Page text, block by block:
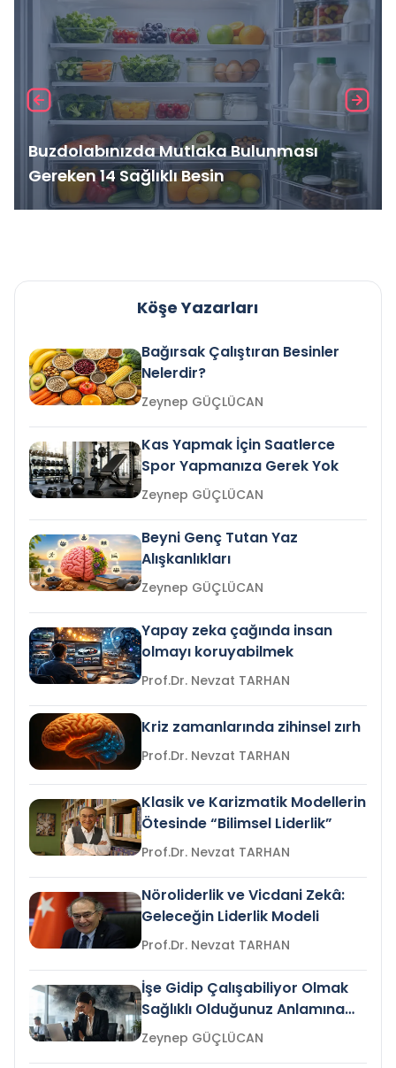
Buzdolabınızda Mutlaka Bulunması
Gereken 14 Sağlıklı Besin
Köşe Yazarları
Bağırsak Çalıştıran Besinler
Nelerdir?
Zeynep GÜÇLÜCAN
Kas Yapmak İçin Saatlerce
Spor Yapmanıza Gerek Yok
Zeynep GÜÇLÜCAN
Beyni Genç Tutan Yaz
Alışkanlıkları
Zeynep GÜÇLÜCAN
Yapay zeka çağında insan
olmayı koruyabilmek
Prof.Dr. Nevzat TARHAN
Kriz zamanlarında zihinsel zırh
Prof.Dr. Nevzat TARHAN
Klasik ve Karizmatik Modellerin
Ötesinde “Bilimsel Liderlik”
Prof.Dr. Nevzat TARHAN
Nöroliderlik ve Vicdani Zekâ:
Geleceğin Liderlik Modeli
Prof.Dr. Nevzat TARHAN
İşe Gidip Çalışabiliyor Olmak
Sağlıklı Olduğunuz Anlamına
Gelir mi?Zeynep GÜÇLÜCAN